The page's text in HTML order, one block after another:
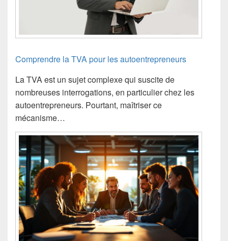
Comprendre la TVA pour les autoentrepreneurs
La TVA est un sujet complexe qui suscite de
nombreuses interrogations, en particulier chez les
autoentrepreneurs. Pourtant, maîtriser ce
mécanisme…